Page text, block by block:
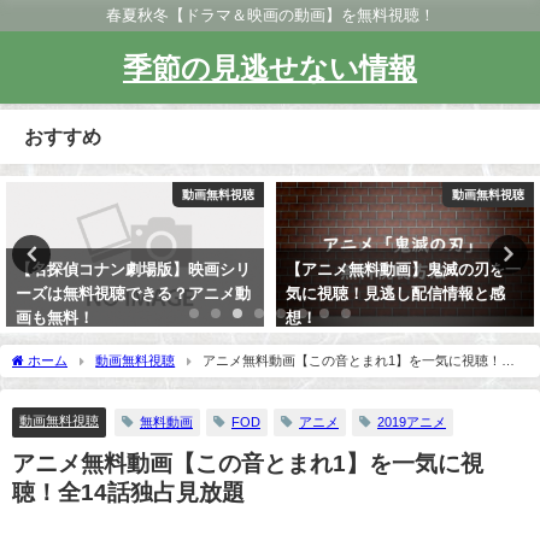
春夏秋冬【ドラマ＆映画の動画】を無料視聴！
季節の見逃せない情報
おすすめ
動画無料視聴
【名探偵コナン劇場版】映画シリ
ーズは無料視聴できる？アニメ動
画も無料！
動画無料視聴
【アニメ無料動画】鬼滅の刃を一
気に視聴！見逃し配信情報と感
想！
ホーム 動画無料視聴
アニメ無料動画【この音とまれ1】を一気に視聴！全
14話独占見放題
動画無料視聴 無料動画 FOD アニメ 2019アニメ
アニメ無料動画【この音とまれ1】を一気に視
聴！全14話独占見放題